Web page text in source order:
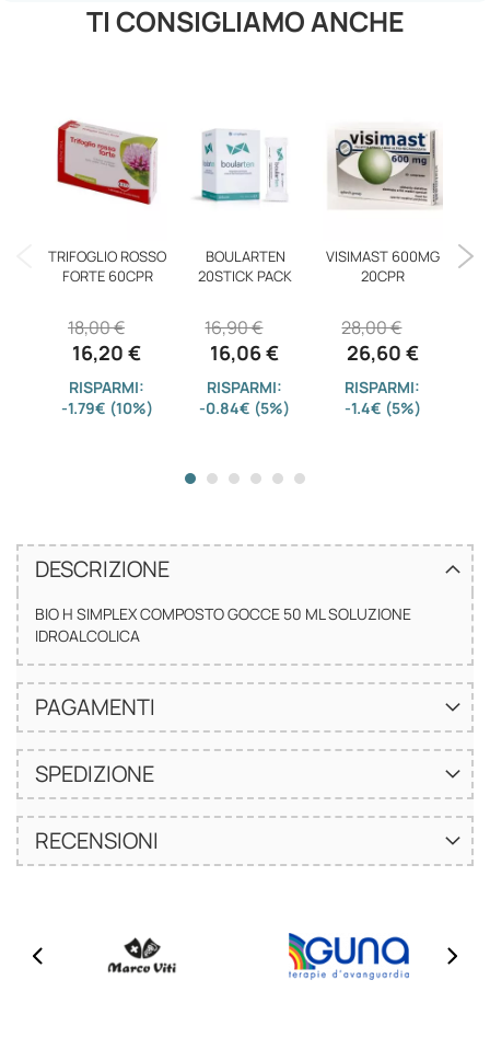
TI CONSIGLIAMO ANCHE
TRIFOGLIO ROSSO
FORTE 60CPR
16,20 €
18,00 €
RISPARMI:
-1.79€ (10%)
BOULARTEN
20STICK PACK
16,06 €
16,90 €
RISPARMI:
-0.84€ (5%)
VISIMAST 600MG
20CPR
26,60 €
28,00 €
RISPARMI:
-1.4€ (5%)
DESCRIZIONE
BIO H SIMPLEX COMPOSTO GOCCE 50 ML SOLUZIONE
IDROALCOLICA
PAGAMENTI
SPEDIZIONE
RECENSIONI